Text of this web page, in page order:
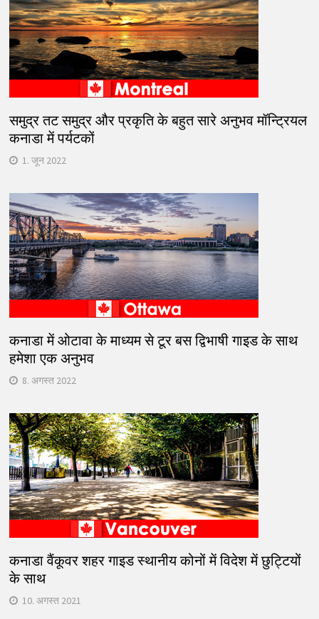
समुद्र तट समुद्र और प्रकृति के बहुत सारे अनुभव मॉन्ट्रियल
कनाडा में पर्यटकों
1. जून 2022
कनाडा में ओटावा के माध्यम से टूर बस द्विभाषी गाइड के साथ
हमेशा एक अनुभव
8. अगस्त 2022
कनाडा वैंकूवर शहर गाइड स्थानीय कोनों में विदेश में छुट्टियों
के साथ
10. अगस्त 2021